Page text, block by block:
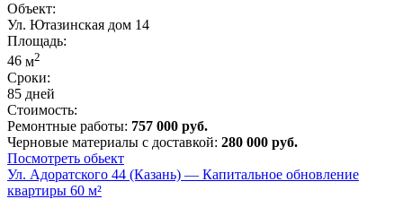
Объект:
Ул. Ютазинская дом 14
Площадь:
46 м2
Сроки:
85 дней
Стоимость:
Ремонтные работы: 757 000 руб.
Черновые материалы с доставкой: 280 000 руб.
Посмотреть обьект
Ул. Адоратского 44 (Казань) — Капитальное обновление
квартиры 60 м²